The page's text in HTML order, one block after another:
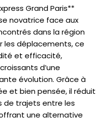
Grand Paris**
novatrice face aux
dans la région
les déplacements, ce
et efficacité,
d’une
évolution. Grâce à
et bien pensée, il réduit
de trajets entre les
une alternative